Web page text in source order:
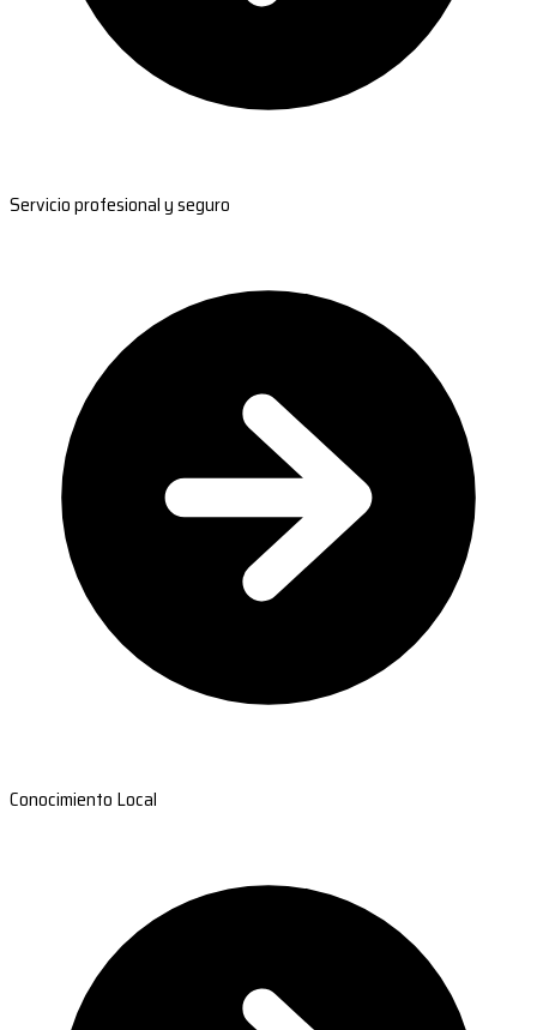
Servicio profesional y seguro
Conocimiento Local